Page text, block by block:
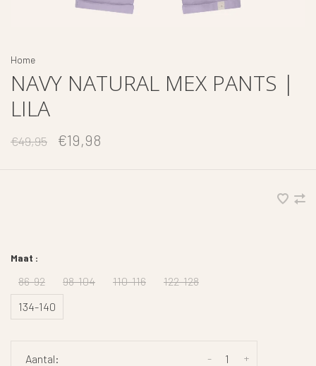
Home
NAVY NATURAL MEX PANTS |
LILA
€49,95 €19,98
Maat :
86-92 98-104 110-116
122-128
134-140
Aantal: +
-